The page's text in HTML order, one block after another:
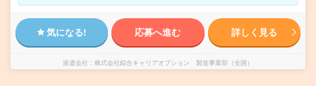
気になる! 応募へ進む 詳しく見る
派遣会社 株式会社綜合キャリアオプション 製造事業部（全国）